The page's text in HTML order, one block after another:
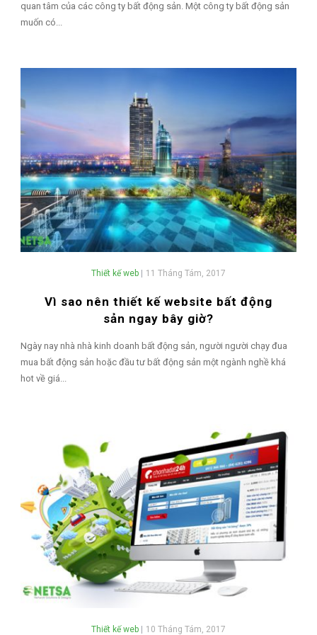
quan tâm của các công ty bất động sản. Một công ty bất động sản
muốn có...
Thiết kế web| 11 Tháng Tám, 2017
Vì sao nên thiết kế website bất động
sản ngay bây giờ?
Ngày nay nhà nhà kinh doanh bất động sản, người người chạy đua
mua bất động sản hoặc đầu tư bất động sản một ngành nghề khá
hot về giá...
Thiết kế web| 10 Tháng Tám, 2017